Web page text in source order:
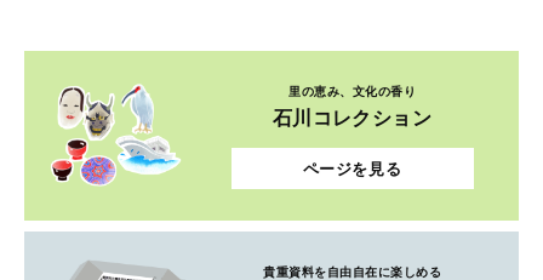
里の恵み、文化の香り
石川コレクション
ページを見る
貴重資料を自由自在に楽しめる